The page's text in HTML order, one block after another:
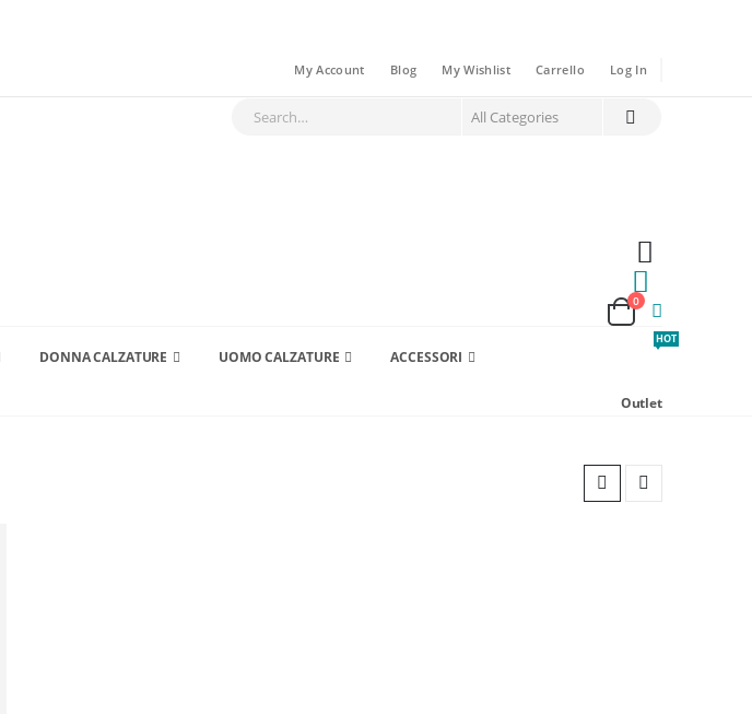
My Account Blog My Wishlist Carrello Log In
0
DONNA CALZATURE UOMO CALZATURE ACCESSORI
Outlet
HOT